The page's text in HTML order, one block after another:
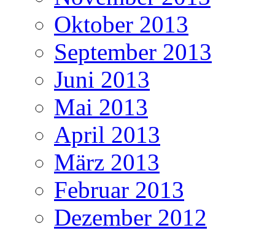
Oktober 2013
September 2013
Juni 2013
Mai 2013
April 2013
März 2013
Februar 2013
Dezember 2012